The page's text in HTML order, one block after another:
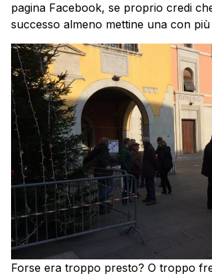
pagina Facebook, se proprio credi
successo almeno mettine una con
Forse era troppo presto? O troppo